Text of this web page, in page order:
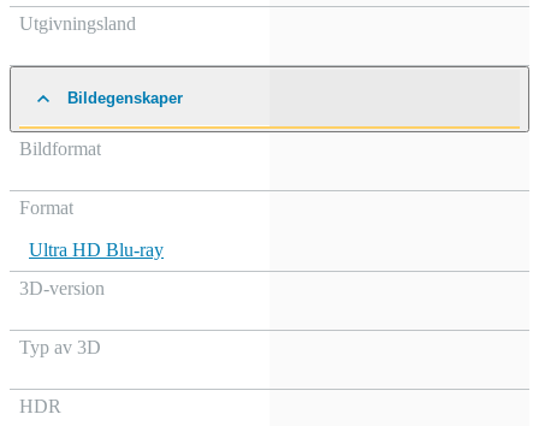
Utgivningsland
Bildegenskaper
Bildformat
Format
Ultra HD Blu-ray
3D-version
Typ av 3D
HDR